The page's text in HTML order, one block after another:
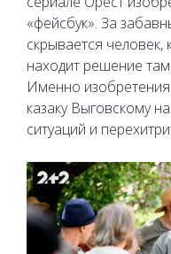
«фейсбук». За
скрывается
находит решение
Именно
казаку Выговскому
ситуаций и